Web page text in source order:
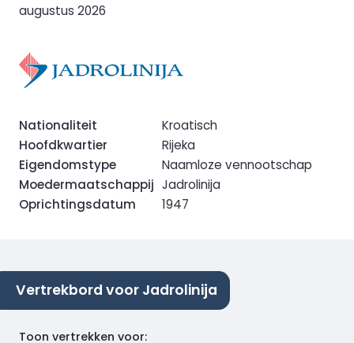
augustus 2026
Nationaliteit
Kroatisch
Hoofdkwartier
Rijeka
Eigendomstype
Naamloze vennootschap
Moedermaatschappij Jadrolinija
Oprichtingsdatum
1947
Vertrekbord voor Jadrolinija
Toon vertrekken voor: